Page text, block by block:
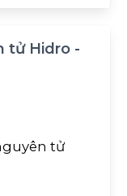
tử Hidro -
tử